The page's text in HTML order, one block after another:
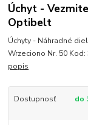
Úchyt -
Optibelt
Úchyty - Náhradné
Wrzeciono Nr. 50 Kod:
popis
Dostupnosť do